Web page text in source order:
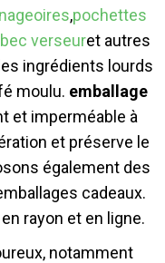
,pochettes
verseuret autres
ingrédients lourds
moulu. emballage
et imperméable à
et préserve le
également des
cadeaux.
rayon et en ligne.
notamment